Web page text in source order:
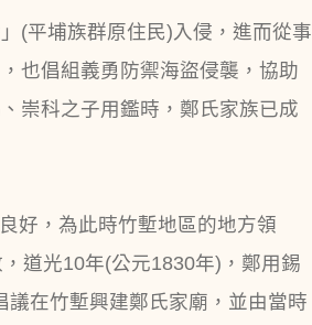
(平埔族群原住民)入侵，進而從事
也倡組義勇防禦海盜侵襲，協助
崇科之子用鑑時，鄭氏家族已成
好，為此時竹塹地區的地方領
道光10年(公元1830年)，鄭用錫
在竹塹興建鄭氏家廟，並由當時